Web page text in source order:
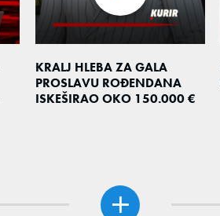
KRALJ HLEBA ZA GALA
PROSLAVU ROĐENDANA
ISKEŠIRAO OKO 150.000 €